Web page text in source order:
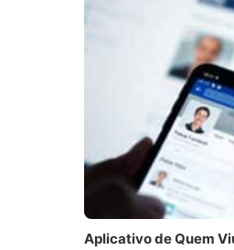
Aplicativo de Quem